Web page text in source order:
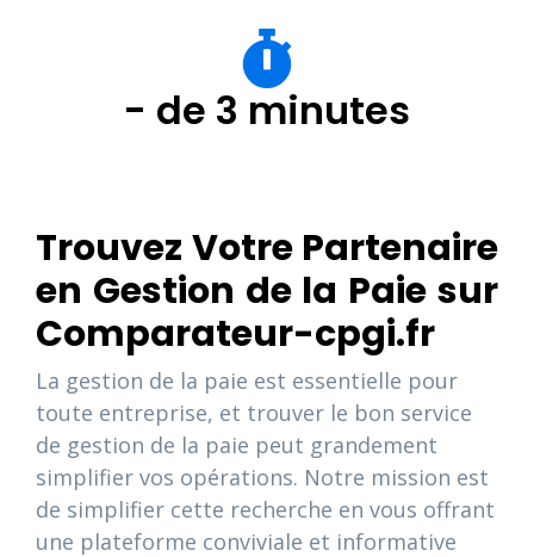
- de 3 minutes
Trouvez Votre Partenaire
en Gestion de la Paie sur
Comparateur-cpgi.fr
La gestion de la paie est essentielle pour
toute entreprise, et trouver le bon service
de gestion de la paie peut grandement
simplifier vos opérations. Notre mission est
de simplifier cette recherche en vous offrant
une plateforme conviviale et informative